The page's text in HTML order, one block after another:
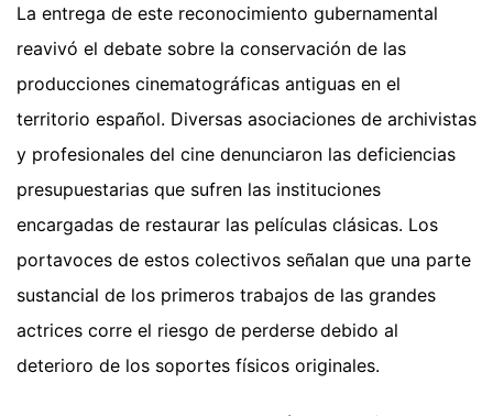
La entrega de este reconocimiento gubernamental
reavivó el debate sobre la conservación de las
producciones cinematográficas antiguas en el
territorio español. Diversas asociaciones de archivistas
y profesionales del cine denunciaron las deficiencias
presupuestarias que sufren las instituciones
encargadas de restaurar las películas clásicas. Los
portavoces de estos colectivos señalan que una parte
sustancial de los primeros trabajos de las grandes
actrices corre el riesgo de perderse debido al
deterioro de los soportes físicos originales.